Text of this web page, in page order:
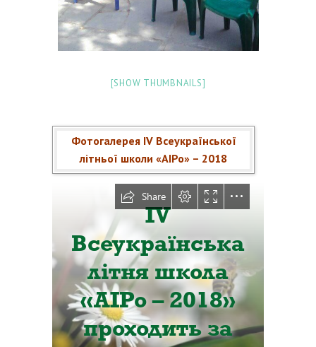
[SHOW THUMBNAILS]
Фотогалерея ІV Всеукраїнської
літньої школи «АІРо» – 2018